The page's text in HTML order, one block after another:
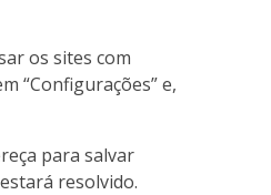
os sites com
“Configurações” e,
para salvar
resolvido.